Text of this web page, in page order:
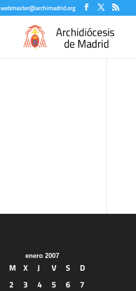
webmaster@archimadrid.org
enero 2007
M X J V S
D
2 3 4 5 6
7